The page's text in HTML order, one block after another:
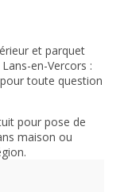
et parquet
en-Vercors :
toute question
pour pose de
maison ou